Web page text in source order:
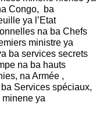
Congo, ba
ya l’Etat
na ba Chefs
ministre ya
ba services secrets
na ba hauts
na Armée ,
Services spéciaux,
ya